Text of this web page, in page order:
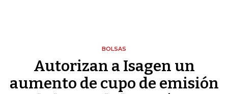
BOLSAS
Autorizan a Isagen un
aumento de cupo de emisión